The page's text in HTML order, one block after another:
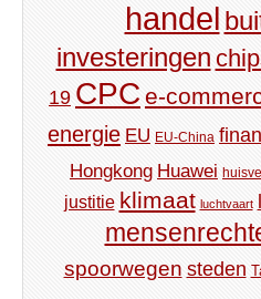
handel
investeringen
19 CPC e-
energie EU EU-China
Hongkong Huawei
justitie klimaat luchtvaart
spoorwegen steden